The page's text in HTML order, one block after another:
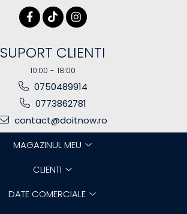
SUPORT CLIENTI
10:00 - 18:00
0750489914
0773862781
contact@doitnow.ro
MAGAZINUL MEU
CLIENTI
DATE COMERCIALE